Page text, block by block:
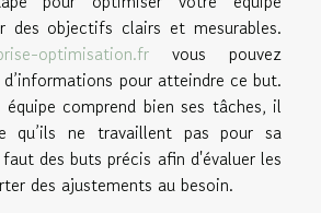
des objectifs clairs et mesurables.
optimisation.fr vous pouvez
pour atteindre ce but.
comprend bien ses tâches, il
qu’ils ne travaillent pas pour sa
des buts précis afin d'évaluer les
des ajustements au besoin.